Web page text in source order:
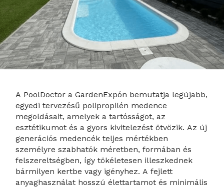
A PoolDoctor a GardenExpón bemutatja legújabb,
egyedi tervezésű polipropilén medence
megoldásait, amelyek a tartósságot, az
esztétikumot és a gyors kivitelezést ötvözik. Az új
generációs medencék teljes mértékben
személyre szabhatók méretben, formában és
felszereltségben, így tökéletesen illeszkednek
bármilyen kertbe vagy igényhez. A fejlett
anyaghasználat hosszú élettartamot és minimális